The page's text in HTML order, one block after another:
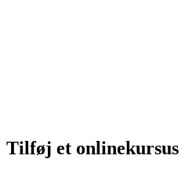
Tilføj et onlinekursus